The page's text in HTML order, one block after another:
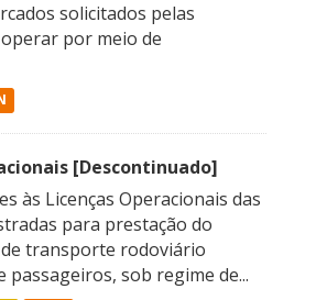
solicitados pelas
por meio de
[Descontinuado]
às Licenças Operacionais das
para prestação do
transporte rodoviário
passageiros, sob regime de...